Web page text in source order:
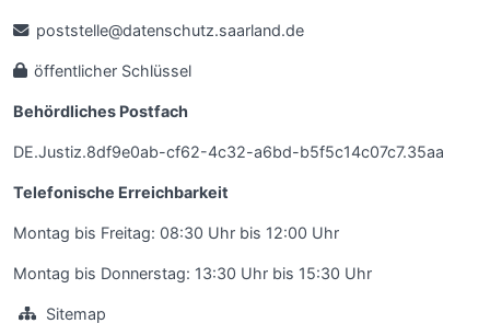
poststelle@datenschutz.saarland.de
öffentlicher Schlüssel
Behördliches Postfach
DE.Justiz.8df9e0ab-cf62-4c32-a6bd-b5f5c14c07c7.35aa
Telefonische Erreichbarkeit
Montag bis Freitag: 08:30 Uhr bis 12:00 Uhr
Montag bis Donnerstag: 13:30 Uhr bis 15:30 Uhr
Sitemap